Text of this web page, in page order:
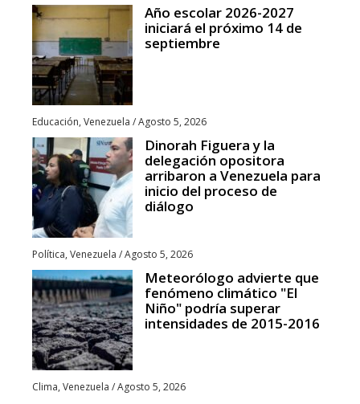
Año escolar 2026-2027
iniciará el próximo 14 de
septiembre
Educación, Venezuela /Agosto 5, 2026
Dinorah Figuera y la
delegación opositora
arribaron a Venezuela para
inicio del proceso de
diálogo
Política, Venezuela /Agosto 5, 2026
Meteorólogo advierte que
fenómeno climático "El
Niño" podría superar
intensidades de 2015-2016
Clima, Venezuela /Agosto 5, 2026